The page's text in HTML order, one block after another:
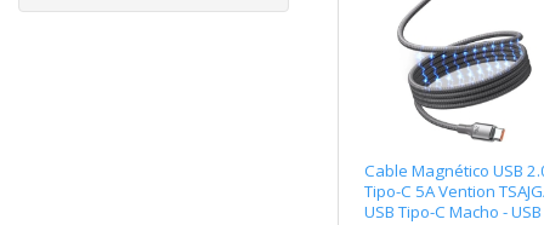
Cable Magnético USB
Tipo-C 5A Vention
USB Tipo-C Macho - USB